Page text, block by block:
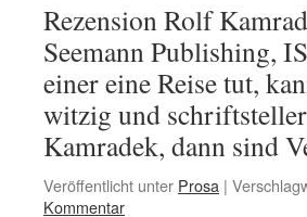
Rezension Rolf
Seemann Publishing,
einer eine Reise tut,
witzig und
Kamradek, dann sind
Veröffentlicht unter Prosa |
Kommentar